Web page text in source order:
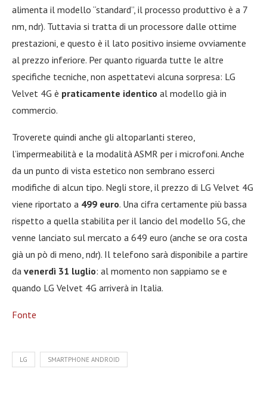
alimenta il modello “standard”, il processo produttivo è a 7
nm, ndr). Tuttavia si tratta di un processore dalle ottime
prestazioni, e questo è il lato positivo insieme ovviamente
al prezzo inferiore. Per quanto riguarda tutte le altre
specifiche tecniche, non aspettatevi alcuna sorpresa: LG
Velvet 4G è praticamente identico al modello già in
commercio.
Troverete quindi anche gli altoparlanti stereo,
l’impermeabilità e la modalità ASMR per i microfoni. Anche
da un punto di vista estetico non sembrano esserci
modifiche di alcun tipo. Negli store, il prezzo di LG Velvet 4G
viene riportato a 499 euro. Una cifra certamente più bassa
rispetto a quella stabilita per il lancio del modello 5G, che
venne lanciato sul mercato a 649 euro (anche se ora costa
già un pò di meno, ndr). Il telefono sarà disponibile a partire
da venerdì 31 luglio: al momento non sappiamo se e
quando LG Velvet 4G arriverà in Italia.
Fonte
LG SMARTPHONE ANDROID